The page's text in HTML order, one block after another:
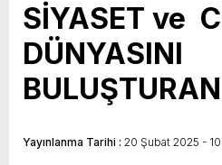
SİYASET ve
DÜNYASINI
Yayınlanma Tarihi : 20 Şubat 2025 -